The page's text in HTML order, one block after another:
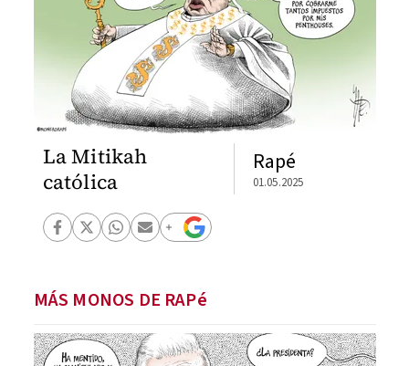
La Mitikah
católica
Rapé
01.05.2025
MÁS MONOS DE RAPé